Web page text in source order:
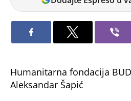
Maksić
Aleksandar Šapić